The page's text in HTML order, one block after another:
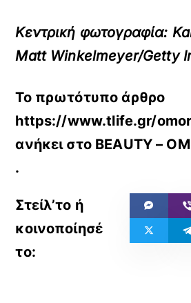
Κεντρική φωτογραφία:
Matt Winkelmeyer/Getty
Το πρωτότυπο άρθρο
https://www.tlife.gr/
ανήκει στο BEAUTY –
.